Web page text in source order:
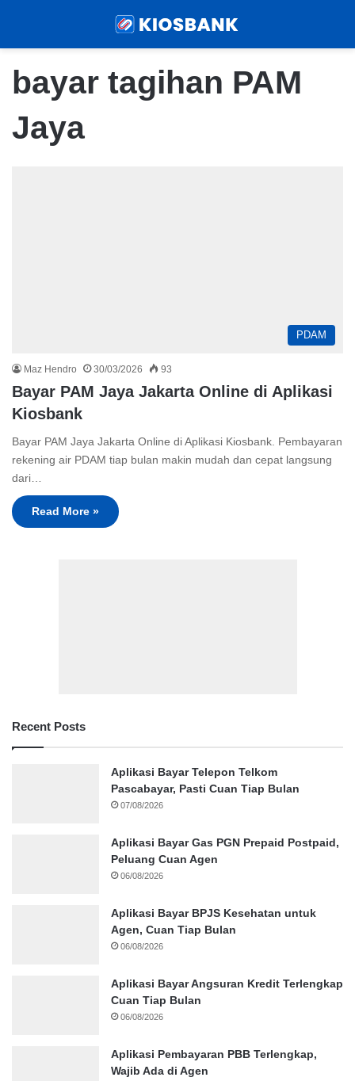
bayar tagihan PAM
Jaya
PDAM
Maz Hendro 30/03/2026 93
Bayar PAM Jaya Jakarta Online di Aplikasi
Kiosbank
Bayar PAM Jaya Jakarta Online di Aplikasi Kiosbank. Pembayaran
rekening air PDAM tiap bulan makin mudah dan cepat langsung
dari…
Read More »
Recent Posts
Aplikasi Bayar Telepon Telkom
Pascabayar, Pasti Cuan Tiap Bulan
07/08/2026
Aplikasi Bayar Gas PGN Prepaid Postpaid,
Peluang Cuan Agen
06/08/2026
Aplikasi Bayar BPJS Kesehatan untuk
Agen, Cuan Tiap Bulan
06/08/2026
Aplikasi Bayar Angsuran Kredit Terlengkap
Cuan Tiap Bulan
06/08/2026
Aplikasi Pembayaran PBB Terlengkap,
Wajib Ada di Agen